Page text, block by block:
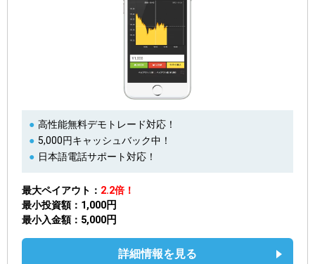
高性能無料デモトレード対応！
5,000円キャッシュバック中！
日本語電話サポート対応！
最大ペイアウト
2.2倍！
最小投資額
1,000円
最小入金額 5,000円
詳細情報を見る